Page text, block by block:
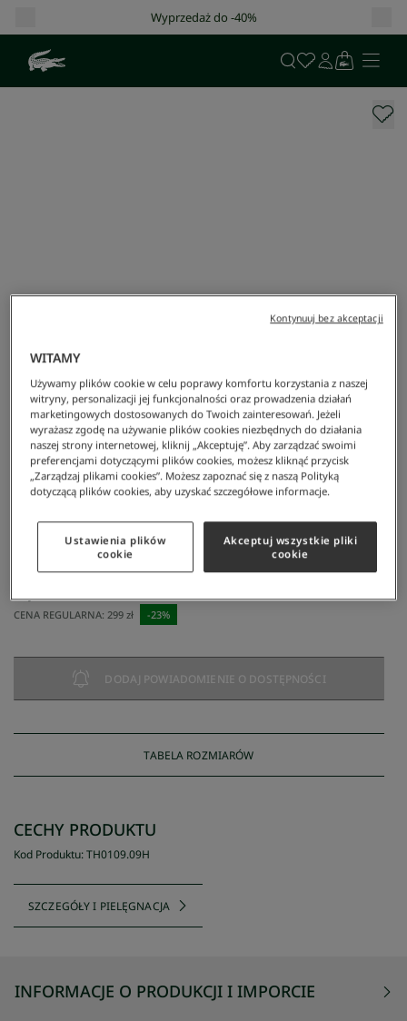
Mężczyzna/Odzież/T-Shirty Men's T-Shirt
Men's T-Shirt
230 zł
NAJNIŻSZA CENA Z 30 DNI: 230 zł
CENA REGULARNA: 299 zł -23%
DODAJ POWIADOMIENIE O DOSTĘPNOŚCI
TABELA ROZMIARÓW
CECHY PRODUKTU
Kod Produktu:TH0109.09H
SZCZEGÓŁY I PIELĘGNACJA
INFORMACJE O PRODUKCJI I IMPORCIE
WITAMY
Używamy plików cookie w celu poprawy komfortu korzystania z naszej
witryny, personalizacji jej funkcjonalności oraz prowadzenia działań
marketingowych dostosowanych do Twoich zainteresowań. Jeżeli
wyrażasz zgodę na używanie plików cookies niezbędnych do działania
naszej strony internetowej, kliknij „Akceptuję”. Aby zarządzać swoimi
preferencjami dotyczącymi plików cookies, możesz kliknąć przycisk
„Zarządzaj plikami cookies”. Możesz zapoznać się z naszą Polityką
dotyczącą plików cookies, aby uzyskać szczegółowe informacje.
Ustawienia plików
cookie
Akceptuj wszystkie pliki
cookie
Kontynuuj bez akceptacji